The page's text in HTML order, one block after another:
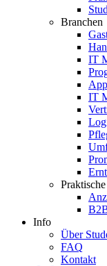
Branchen
IT
IT
Info
Über
FAQ
Kontakt